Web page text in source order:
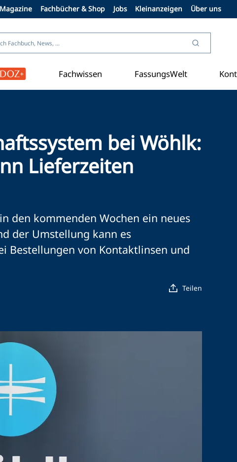
Magazine Fachbücher & Shop Jobs Kleinanzeigen Über uns
Fachwissen FassungsWelt
bei Wöhlk:
Lieferzeiten
den kommenden Wochen ein neues
der Umstellung kann es
Bestellungen von Kontaktlinsen und
Teilen